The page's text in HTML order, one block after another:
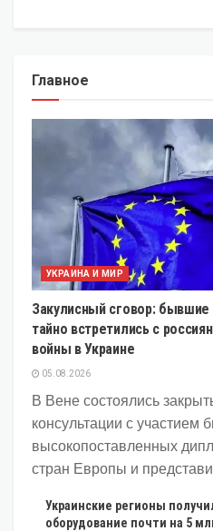
Главное
УКРАИНА И МИР
Закулисный сговор:
тайно встретились с
войны в Украине
05.08.2026
В Вене состоялись
консультации с участием
высокопоставленных
стран Европы и
Украинские регионы
оборудование почти на 5